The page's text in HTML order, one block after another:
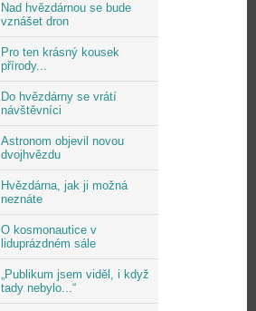
Nad hvězdárnou se bude
vznášet dron
Pro ten krásný kousek
přírody...
Do hvězdárny se vrátí
návštěvníci
Astronom objevil novou
dvojhvězdu
Hvězdárna, jak ji možná
neznáte
O kosmonautice v
liduprázdném sále
„Publikum jsem viděl, i když
tady nebylo...“